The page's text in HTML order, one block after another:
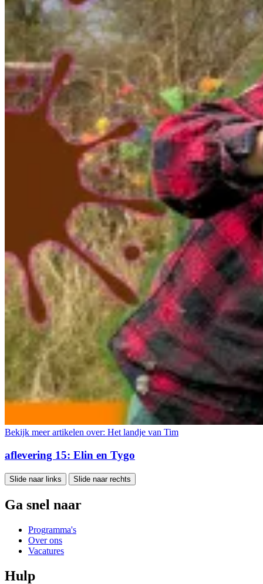
Bekijk meer artikelen over: Het landje van Tim
aflevering 15: Elin en Tygo
Slide naar links Slide naar rechts
Ga snel naar
Programma's
Over ons
Vacatures
Hulp